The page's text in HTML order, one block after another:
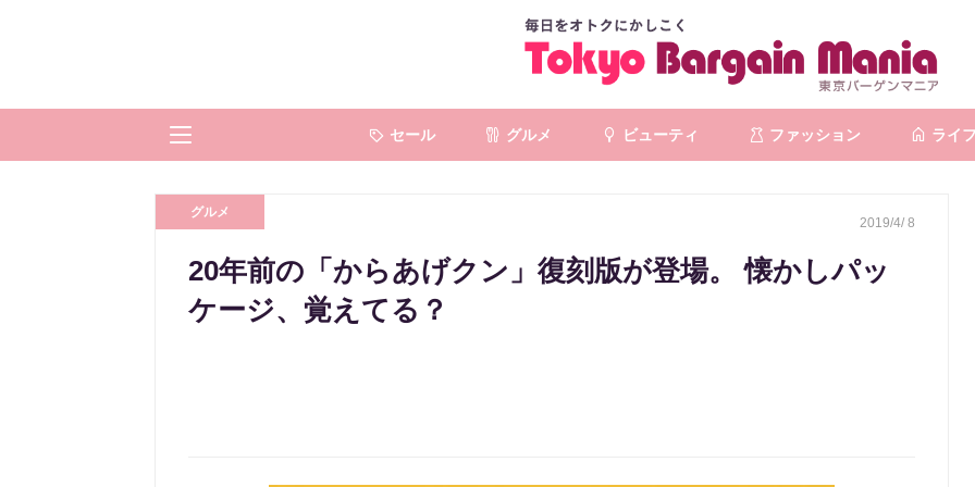
セール グルメ ビューティ ファッション ライフ
グルメ
2019/4/ 8
20年前の「からあげクン」復刻版が登場。 懐かしパッ
ケージ、覚えてる？